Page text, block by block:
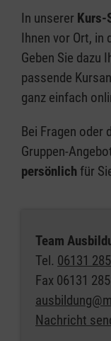
In unserer Kurs-
Ihnen vor Ort, in
Geben Sie dazu
passende
ganz einfach
Bei Fragen oder
Gruppen-
persönlich für
Team
Tel. 06131
Fax 06131
Nachricht